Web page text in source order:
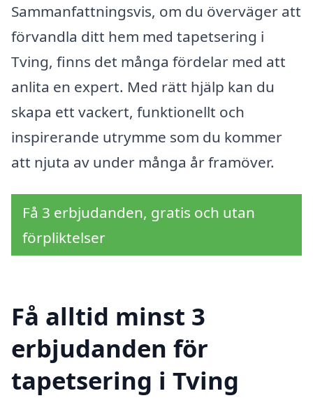
Sammanfattningsvis, om du överväger att
förvandla ditt hem med tapetsering i
Tving, finns det många fördelar med att
anlita en expert. Med rätt hjälp kan du
skapa ett vackert, funktionellt och
inspirerande utrymme som du kommer
att njuta av under många år framöver.
Få 3 erbjudanden, gratis och utan
förpliktelser
Få alltid minst 3
erbjudanden för
tapetsering i Tving